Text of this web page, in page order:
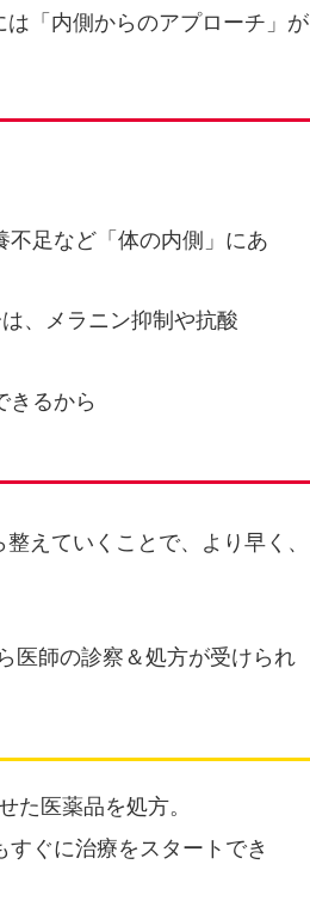
「内側からのアプローチ」が
不足など「体の内側」にあ
、メラニン抑制や抗酸
きるから
えていくことで、より早く、
医師の診察＆処方が受けられ
た医薬品を処方。
ぐに治療をスタートでき